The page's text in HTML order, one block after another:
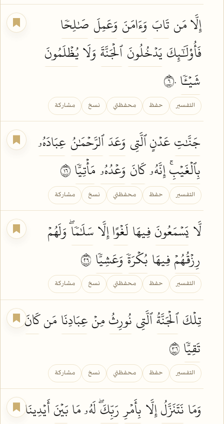
إِلَّا مَن تَابَ وَءَامَنَ وَعَمِلَ صَٰلِحٗا
فَأُوْلَٰٓئِكَ يَدۡخُلُونَٱلۡجَنَّةَ وَلَايُظۡلَمُونَ
شَيۡـٔٗا
التفسير حفظ محفظتي نسخ مشاركة
جَنَّٰتِعَدۡنٍ ٱلَّتِي وَعَدَٱلرَّحۡمَٰنُ عِبَادَهُۥ
بِٱلۡغَيۡبِۚإِنَّهُۥكَانَ وَعۡدُهُۥ مَأۡتِيّٗا
التفسير حفظ محفظتي نسخ مشاركة
لَّا يَسۡمَعُونَفِيهَا لَغۡوًاإِلَّاسَلَٰمٗاۖوَلَهُمۡ
رِزۡقُهُمۡفِيهَا بُكۡرَةٗ وَعَشِيّٗا
التفسير حفظ محفظتي نسخ مشاركة
تِلۡكَٱلۡجَنَّةُٱلَّتِي نُورِثُمِنۡعِبَادِنَا مَنكَانَ
تَقِيّٗا
التفسير حفظ محفظتي نسخ مشاركة
وَمَا نَتَنَزَّلُإِلَّا بِأَمۡرِ رَبِّكَۖلَهُۥ مَابَيۡنَأَيۡدِينَا